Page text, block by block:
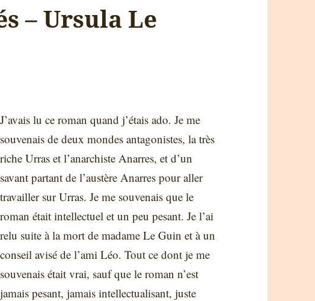
– Ursula Le
J’avais lu ce roman quand j’étais ado. Je me
souvenais de deux mondes antagonistes, la très
riche Urras et l’anarchiste Anarres, et d’un
savant partant de l’austère Anarres pour aller
travailler sur Urras. Je me souvenais que le
roman était intellectuel et un peu pesant. Je l’ai
relu suite à la mort de madame Le Guin et à un
conseil avisé de l’ami Léo. Tout ce dont je me
souvenais était vrai, sauf que le roman n’est
jamais pesant, jamais intellectualisant, juste